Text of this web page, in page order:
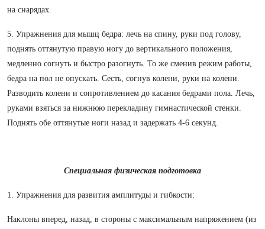
на снарядах.
5. Упражнения для мышц бедра: лечь на спину, руки под голову,
поднять оттянутую правую ногу до вертикального положения,
медленно согнуть и быстро разогнуть. То же сменив режим работы,
бедра на пол не опускать. Сесть, согнув колени, руки на колени.
Разводить колени и сопротивлением до касания бедрами пола. Лечь,
руками взяться за нижнюю перекладину гимнастической стенки.
Поднять обе оттянутые ноги назад и задержать 4-6 секунд.
Специальная физическая подготовка
1. Упражнения для развития амплитуды и гибкости:
Наклоны вперед, назад, в стороны с максимальным напряжением (из